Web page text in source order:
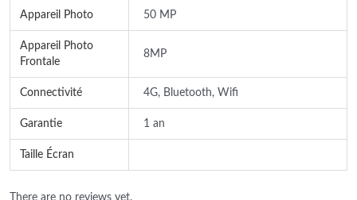
Appareil Photo 50 MP
Appareil Photo
Frontale
8MP
Connectivité 4G, Bluetooth, Wifi
Garantie 1 an
Taille Écran
There are no reviews yet.